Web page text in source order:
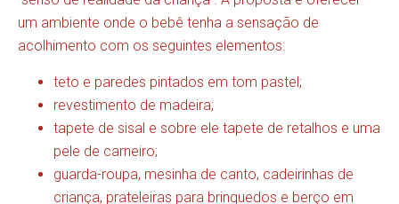
um ambiente onde o bebê tenha a sensação de
acolhimento com os seguintes elementos:
teto e paredes pintados em tom pastel;
revestimento de madeira;
tapete de sisal e sobre ele tapete de retalhos e uma
pele de carneiro;
guarda-roupa, mesinha de canto, cadeirinhas de
criança, prateleiras para brinquedos e berço em